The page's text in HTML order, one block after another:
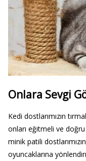
Onlara Sevgi
Kedi dostlarımızın
onları eğitmeli ve
minik patili
oyuncaklarına